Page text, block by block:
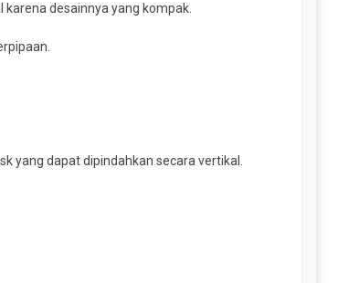
desainnya yang kompak.
yang dapat dipindahkan secara vertikal.